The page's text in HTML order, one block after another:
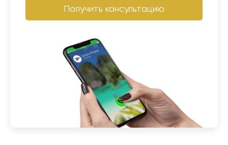
Получить консультацию